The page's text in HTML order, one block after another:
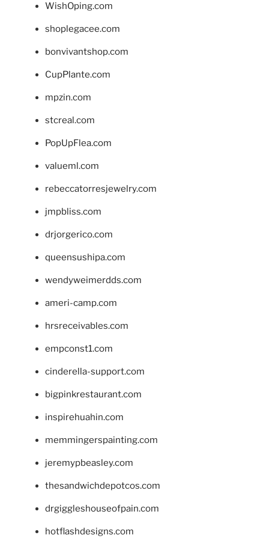
WishOping.com
shoplegacee.com
bonvivantshop.com
CupPlante.com
mpzin.com
stcreal.com
PopUpFlea.com
valueml.com
rebeccatorresjewelry.com
jmpbliss.com
drjorgerico.com
queensushipa.com
wendyweimerdds.com
ameri-camp.com
hrsreceivables.com
empconst1.com
cinderella-support.com
bigpinkrestaurant.com
inspirehuahin.com
memmingerspainting.com
jeremypbeasley.com
thesandwichdepotcos.com
drgiggleshouseofpain.com
hotflashdesigns.com